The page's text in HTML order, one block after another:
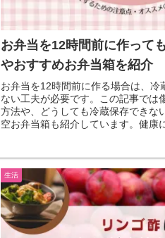
お弁当を12時間前に作って
やおすすめお弁当箱を紹介
お弁当を12時間前に作る場合は、冷
ない工夫が必要です。この記事では
方法や、どうしても冷蔵保存できな
空お弁当箱も紹介しています。健康
生活